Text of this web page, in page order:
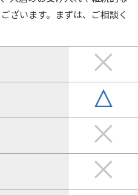
ざいます。まずは、ご相談く